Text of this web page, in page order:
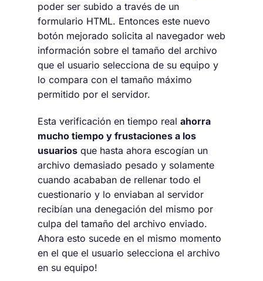
poder ser subido a través de un
formulario HTML. Entonces este nuevo
botón mejorado solicita al navegador web
información sobre el tamaño del archivo
que el usuario selecciona de su equipo y
lo compara con el tamaño máximo
permitido por el servidor.
Esta verificación en tiempo real ahorra
mucho tiempo y frustaciones a los
usuarios que hasta ahora escogían un
archivo demasiado pesado y solamente
cuando acababan de rellenar todo el
cuestionario y lo enviaban al servidor
recibían una denegación del mismo por
culpa del tamaño del archivo enviado.
Ahora esto sucede en el mismo momento
en el que el usuario selecciona el archivo
en su equipo!